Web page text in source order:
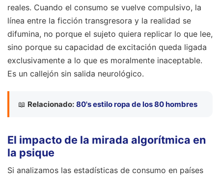
reales. Cuando el consumo se vuelve compulsivo, la
línea entre la ficción transgresora y la realidad se
difumina, no porque el sujeto quiera replicar lo que lee,
sino porque su capacidad de excitación queda ligada
exclusivamente a lo que es moralmente inaceptable.
Es un callejón sin salida neurológico.
📖 Relacionado: 80's estilo ropa de los 80 hombres
El impacto de la mirada algorítmica en
la psique
Si analizamos las estadísticas de consumo en países